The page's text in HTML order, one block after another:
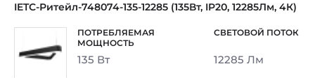
IETC-Ритейл-748074-135-12285 (135Вт, IP20, 12285Лм, 4К)
135 Вт 12285 Лм